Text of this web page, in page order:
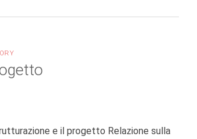
e il progetto Relazione sulla